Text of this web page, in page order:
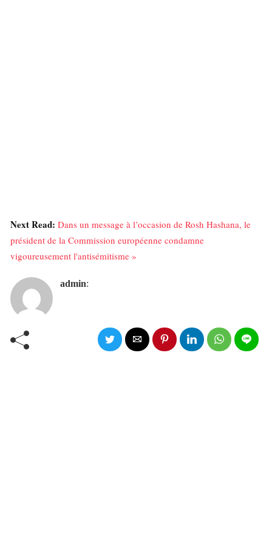
Next Read: Dans un message à l’occasion de Rosh Hashana, le
président de la Commission européenne condamne
vigoureusement l'antisémitisme »
admin: